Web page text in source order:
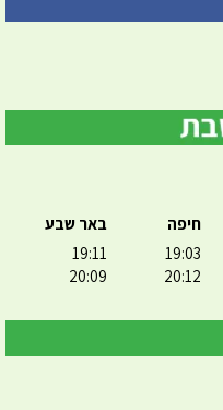
חיפה
19:03
20:12
באר שבע
19:11
20:09